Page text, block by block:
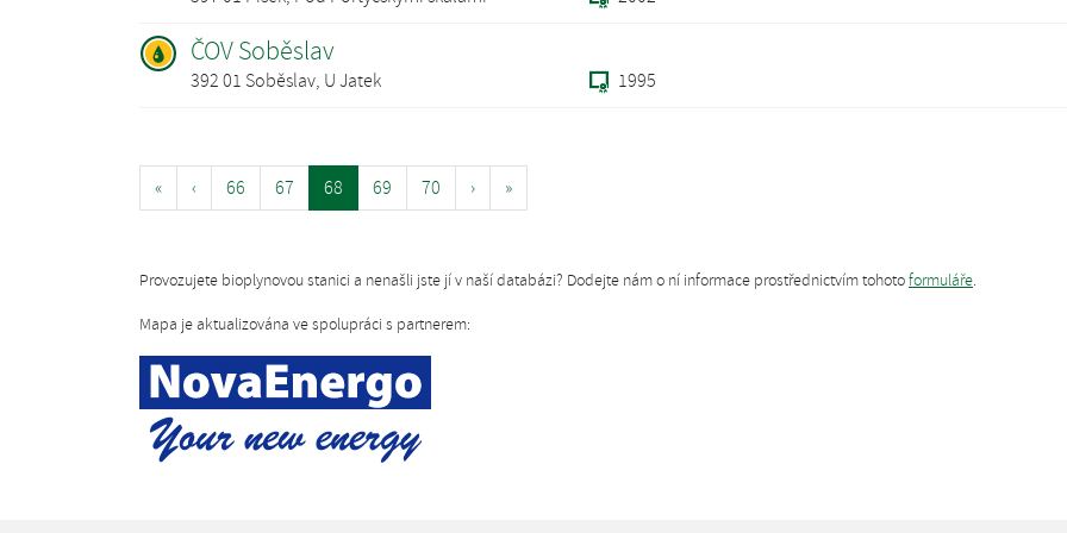
ČOV Soběslav
392 01 Soběslav, U Jatek 1995
« ‹ 66 67 68 69 70 › »
Provozujete bioplynovou stanici a nenašli jste jí v naší databázi? Dodejte nám o ní informace prostřednictvím tohotoformuláře.
Mapa je aktualizována ve spolupráci s partnerem: